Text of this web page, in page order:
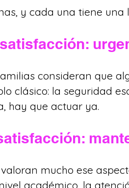
y cada una tiene una
consideran que
clásico: la seguridad
hay que actuar ya.
mucho ese
académico, la